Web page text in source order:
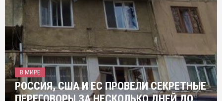
В МИРЕ
РОССИЯ, США И ЕС ПРОВЕЛИ СЕКРЕТНЫЕ